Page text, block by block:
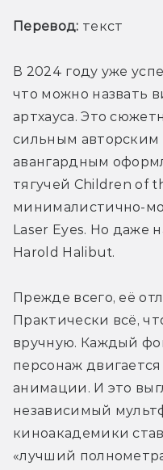
Перевод: текст
В 2024 году уже
что можно назвать
артхауса. Это
сильным
авангардным
тягучей Children of
минималистично-
Laser Eyes. Но даже
Harold Halibut.
Прежде всего, её
Практически всё,
вручную. Каждый
персонаж
анимации. И это
независимый
киноакадемики
«лучший